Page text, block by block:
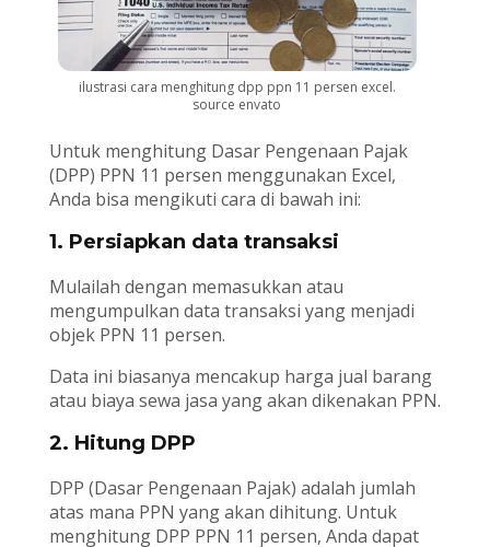
ilustrasi cara menghitung dpp ppn 11 persen excel.
source envato
Untuk menghitung Dasar Pengenaan Pajak
(DPP) PPN 11 persen menggunakan Excel,
Anda bisa mengikuti cara di bawah ini:
1. Persiapkan data transaksi
Mulailah dengan memasukkan atau
mengumpulkan data transaksi yang menjadi
objek PPN 11 persen.
Data ini biasanya mencakup harga jual barang
atau biaya sewa jasa yang akan dikenakan PPN.
2. Hitung DPP
DPP (Dasar Pengenaan Pajak) adalah jumlah
atas mana PPN yang akan dihitung. Untuk
menghitung DPP PPN 11 persen, Anda dapat